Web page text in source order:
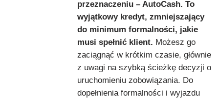
przeznaczeniu – AutoCash. To
wyjątkowy kredyt, zmniejszający
do minimum formalności, jakie
musi spełnić klient. Możesz go
zaciągnąć w krótkim czasie, głównie
z uwagi na szybką ścieżkę decyzji o
uruchomieniu zobowiązania. Do
dopełnienia formalności i wyjazdu